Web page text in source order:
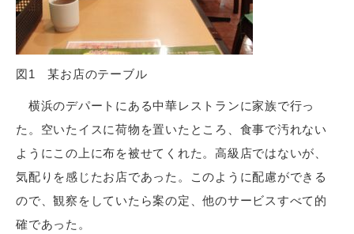
図1 某お店のテーブル
横浜のデパートにある中華レストランに家族で行っ
た。空いたイスに荷物を置いたところ、食事で汚れない
ようにこの上に布を被せてくれた。高級店ではないが、
気配りを感じたお店であった。このように配慮ができる
ので、観察をしていたら案の定、他のサービスすべて的
確であった。